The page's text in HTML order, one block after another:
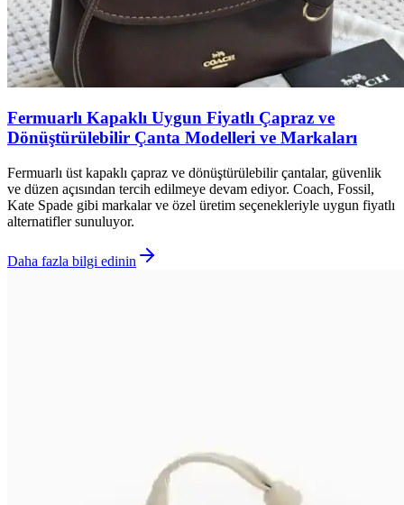
Fermuarlı Kapaklı Uygun Fiyatlı Çapraz ve
Dönüştürülebilir Çanta Modelleri ve Markaları
Fermuarlı üst kapaklı çapraz ve dönüştürülebilir çantalar, güvenlik
ve düzen açısından tercih edilmeye devam ediyor. Coach, Fossil,
Kate Spade gibi markalar ve özel üretim seçenekleriyle uygun fiyatlı
alternatifler sunuluyor.
Daha fazla bilgi edinin